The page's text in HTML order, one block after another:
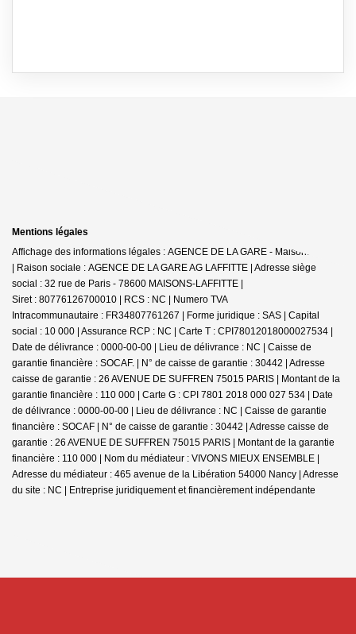
Mentions légales
Affichage des informations légales : AGENCE DE LA GARE - Maisons-Laffitte
| Raison sociale : AGENCE DE LA GARE AG LAFFITTE | Adresse siège
social : 32 rue de Paris - 78600 MAISONS-LAFFITTE |
Siret : 80776126700010 | RCS : NC | Numero TVA
Intracommunautaire : FR34807761267 | Forme juridique : SAS | Capital
social : 10 000 | Assurance RCP : NC | Carte T : CPI78012018000027534 |
Date de délivrance : 0000-00-00 | Lieu de délivrance : NC | Caisse de
garantie financière : SOCAF. | N° de caisse de garantie : 30442 | Adresse
caisse de garantie : 26 AVENUE DE SUFFREN 75015 PARIS | Montant de la
garantie financière : 110 000 | Carte G : CPI 7801 2018 000 027 534 | Date
de délivrance : 0000-00-00 | Lieu de délivrance : NC | Caisse de garantie
financière : SOCAF | N° de caisse de garantie : 30442 | Adresse caisse de
garantie : 26 AVENUE DE SUFFREN 75015 PARIS | Montant de la garantie
financière : 110 000 | Nom du médiateur : VIVONS MIEUX ENSEMBLE |
Adresse du médiateur : 465 avenue de la Libération 54000 Nancy | Adresse
du site : NC | Entreprise juridiquement et financièrement indépendante